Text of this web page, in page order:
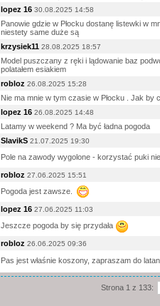
lopez 16 30.08.2025 14:58
Panowie gdzie w Płocku dostanę listewki w
niestety same duże są
krzysiek11 28.08.2025 18:57
Model puszczany z ręki i lądowanie baz
polatałem esiakiem
robloz 26.08.2025 15:28
Nie ma mnie w tym czasie w Płocku . Jak
lopez 16 26.08.2025 14:48
Latamy w weekend ? Ma być ładna pogoda
SlavikS 21.07.2025 19:30
Pole na zawody wygolone - korzystać puki
robloz 27.06.2025 15:51
Pogoda jest zawsze.
lopez 16 27.06.2025 11:03
Jeszcze pogoda by się przydała
robloz 26.06.2025 09:36
Pas jest właśnie koszony, zapraszam do
Strona 1 z 133: